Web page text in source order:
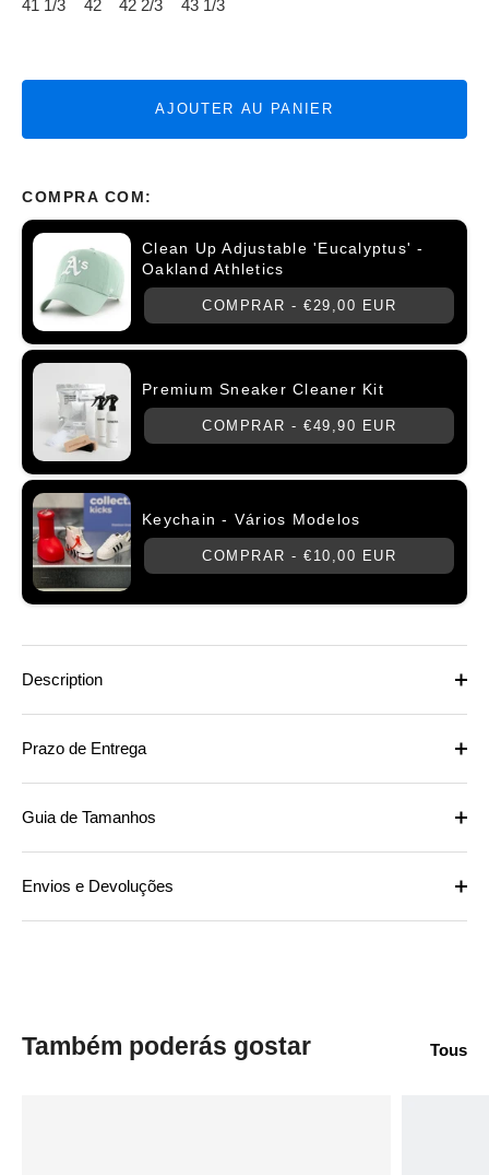
41 1/3
42 42 2/3 43 1/3
AJOUTER AU PANIER
COMPRA COM:
Clean Up Adjustable 'Eucalyptus' -
Oakland Athletics
COMPRAR - €29,00 EUR
Premium Sneaker Cleaner Kit
COMPRAR - €49,90 EUR
Keychain - Vários Modelos
COMPRAR - €10,00 EUR
Description
Prazo de Entrega
Guia de Tamanhos
Envios e Devoluções
Também poderás gostar Tous